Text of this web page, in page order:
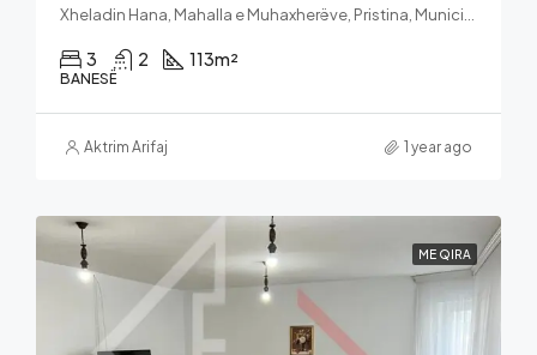
Xheladin Hana, Mahalla e Muhaxherëve, Pristina, Municipality of Pristina, District of Prishtina, 10060, Kosovo
3 2 113m²
BANESË
Aktrim Arifaj 1 year ago
ME QIRA